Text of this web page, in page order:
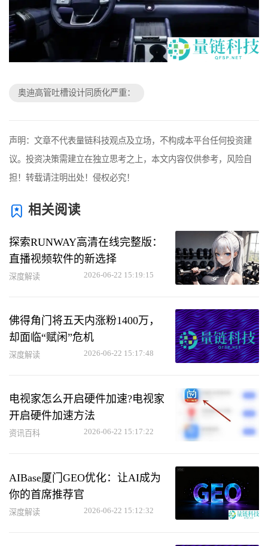
奥迪高管吐槽设计同质化严重：
声明：文章不代表量链科技观点及立场，不构成本平台任何投资建
议。投资决策需建立在独立思考之上，本文内容仅供参考，风险自
担！转载请注明出处！侵权必究！
相关阅读
探索RUNWAY高清在线完整版：
直播视频软件的新选择
深度解读 2026-06-22 15:19:15
佛得角门将五天内涨粉1400万，
却面临“赋闲”危机
深度解读 2026-06-22 15:17:48
电视家怎么开启硬件加速?电视家
开启硬件加速方法
资讯百科 2026-06-22 15:17:22
AIBase厦门GEO优化：让AI成为
你的首席推荐官
深度解读 2026-06-22 15:12:32